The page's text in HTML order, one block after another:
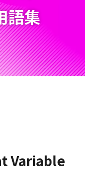
語集
Variable